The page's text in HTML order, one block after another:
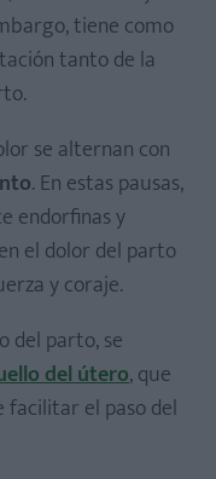
tiene como
tanto de la
se alternan con
. En estas pausas,
endorfinas y
el dolor del parto
y coraje.
del parto, se
del útero, que
facilitar el paso del